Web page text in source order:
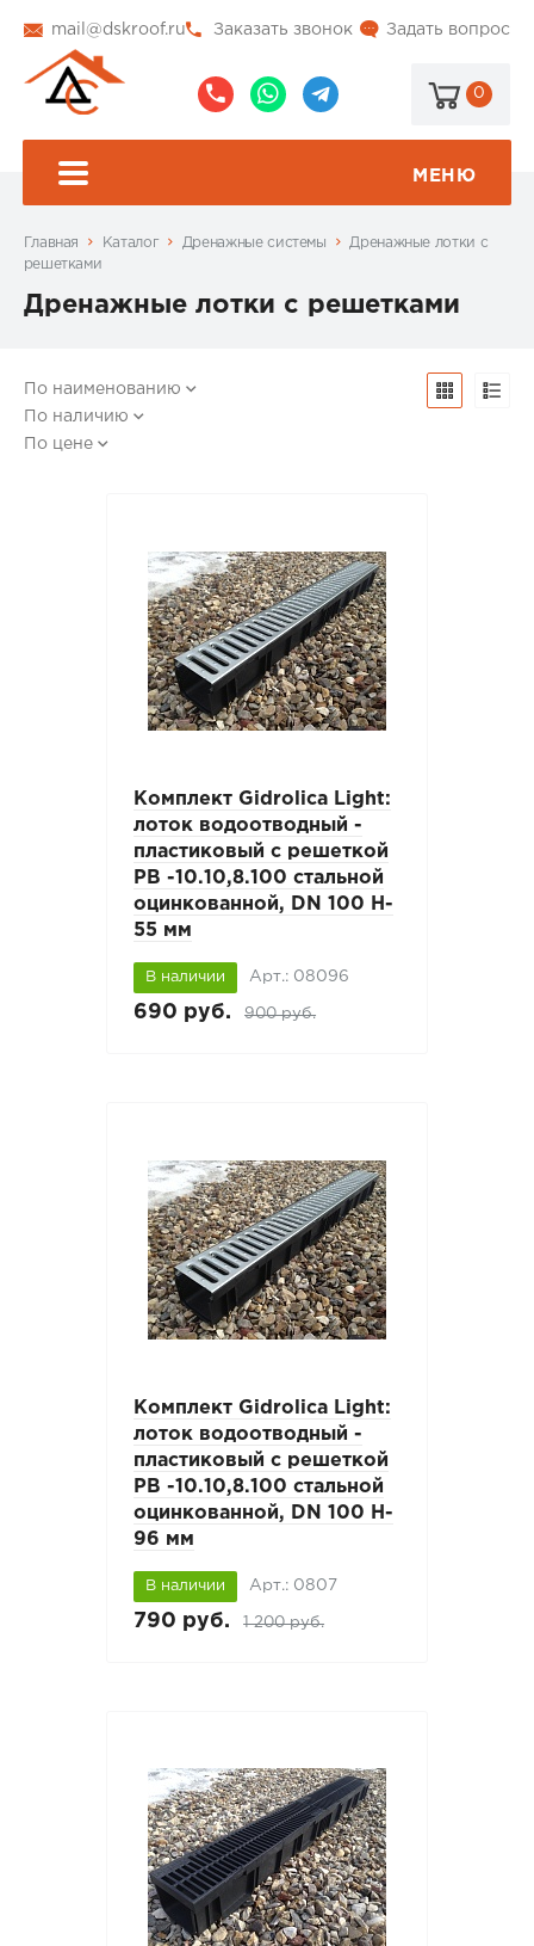
mail@dskroof.ru Задать вопрос
Заказать звонок
0
МЕНЮ
Главная Каталог Дренажные системы
Дренажные лотки с
решетками
Дренажные лотки с решетками
По наименованию
По наличию
По цене
Комплект Gidrolica Light:
лоток водоотводный -
пластиковый с решеткой
РВ -10.10,8.100 стальной
оцинкованной, DN 100 H-
55 мм
В наличии Арт.: 08096
690 руб. 900 руб.
Комплект Gidrolica Light:
лоток водоотводный -
пластиковый с решеткой
РВ -10.10,8.100 стальной
оцинкованной, DN 100 H-
96 мм
В наличии Арт.: 0807
790 руб. 1 200 руб.